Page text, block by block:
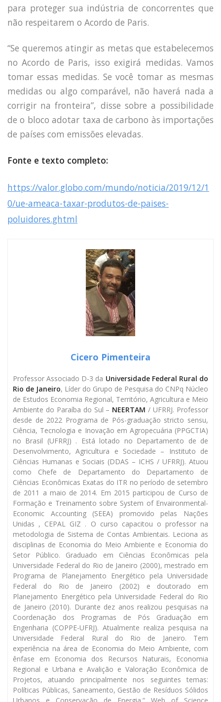
para proteger sua indústria de concorrentes que
não respeitarem o Acordo de Paris.
“Se queremos atingir as metas que estabelecemos
no Acordo de Paris, isso exigirá medidas. Vamos
tomar essas medidas. Se você tomar as mesmas
medidas ou algo comparável, não haverá nada a
corrigir na fronteira”, disse sobre a possibilidade
de o bloco adotar taxa de carbono às importações
de países com emissões elevadas.
Fonte e texto completo:
https://valor.globo.com/mundo/noticia/2019/12/1
0/ue-ameaca-taxar-produtos-de-paises-
poluidores.ghtml
Cicero Pimenteira
Professor Associado D-3 da Universidade Federal Rural do
Rio de Janeiro, Líder do Grupo de Pesquisa do CNPq Núcleo
de Estudos Economia Regional, Território, Agricultura e Meio
Ambiente do Paraíba do Sul – NEERTAM / UFRRJ. Professor
desde de 2022 Programa de Pós-graduação stricto sensu,
Ciência, Tecnologia e Inovação em Agropecuária (PPGCTIA)
no Brasil (UFRRJ) . Está lotado no Departamento de de
Desenvolvimento, Agricultura e Sociedade – Instituto de
Ciências Humanas e Sociais (DDAS – ICHS / UFRRJ). Atuou
como Chefe de Departamento do Departamento de
Ciências Econômicas Exatas do ITR no período de setembro
de 2011 a maio de 2014. Em 2015 participou de Curso de
Formação e Treinamento sobre System of Envaironmental-
Economic Accounting (SEEA) promovido pelas Nações
Unidas , CEPAL GIZ . O curso capacitou o professor na
metodologia de Sistema de Contas Ambientais. Leciona as
disciplinas de Economia do Meio Ambiente e Economia do
Setor Público. Graduado em Ciências Econômicas pela
Universidade Federal do Rio de Janeiro (2000), mestrado em
Programa de Planejamento Energético pela Universidade
Federal do Rio de Janeiro (2002) e doutorado em
Planejamento Energético pela Universidade Federal do Rio
de Janeiro (2010). Durante dez anos realizou pesquisas na
Coordenação dos Programas de Pós Graduação em
Engenharia (COPPE-UFRJ). Atualmente realiza pesquisa na
Universidade Federal Rural do Rio de Janeiro. Tem
experiência na área de Economia do Meio Ambiente, com
ênfase em Economia dos Recursos Naturais, Economia
Regional e Urbana e Avalição e Valoração Econômica de
Projetos, atuando principalmente nos seguintes temas:
Políticas Públicas, Saneamento, Gestão de Resíduos Sólidos